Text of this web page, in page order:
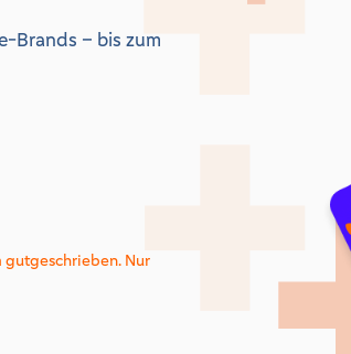
Brands – bis zum
gutgeschrieben. Nur